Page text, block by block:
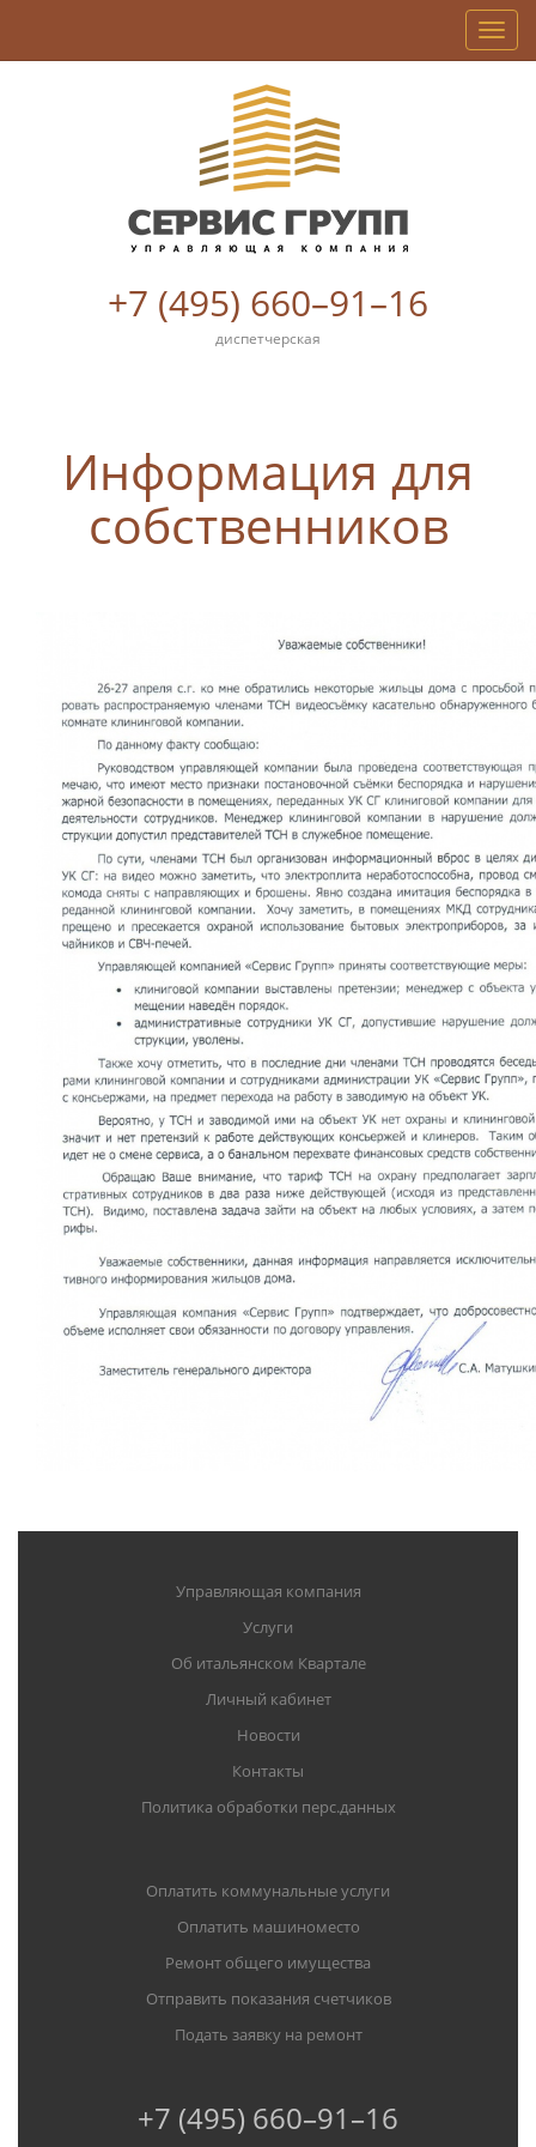
+7 (495) 660–91–16
диспетчерская
Информация для
собственников
Управляющая компания
Услуги
Об итальянском Квартале
Личный кабинет
Новости
Контакты
Политика обработки перс.данных
Оплатить коммунальные услуги
Оплатить машиноместо
Ремонт общего имущества
Отправить показания счетчиков
Подать заявку на ремонт
+7 (495) 660–91–16